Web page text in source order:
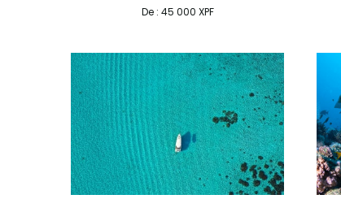
De : 45 000 XPF